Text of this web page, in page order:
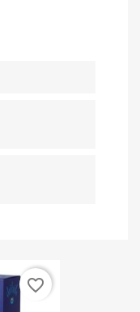
favorite_border